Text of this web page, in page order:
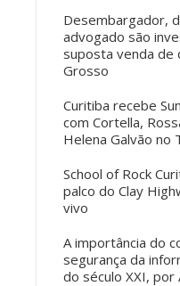
Desembargador,
advogado são
suposta venda de
Grosso
Curitiba recebe
com Cortella,
Helena Galvão no
School of Rock
palco do Clay
vivo
A importância do
segurança da
do século XXI, por